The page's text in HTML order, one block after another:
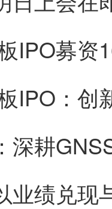
业绩兑现